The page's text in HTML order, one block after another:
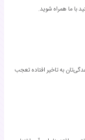
با ما همراه شوید.
به تاخیر افتاده تعجب